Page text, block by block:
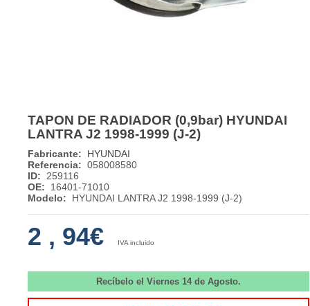
TAPON DE RADIADOR (0,9bar) HYUNDAI
LANTRA J2 1998-1999 (J-2)
Fabricante:
HYUNDAI
Referencia: 058008580
ID:
259116
OE:
16401-71010
Modelo:
HYUNDAI LANTRA J2 1998-1999 (J-2)
2 , 94€ IVA incluido
Recíbelo el Viernes 14 de Agosto.